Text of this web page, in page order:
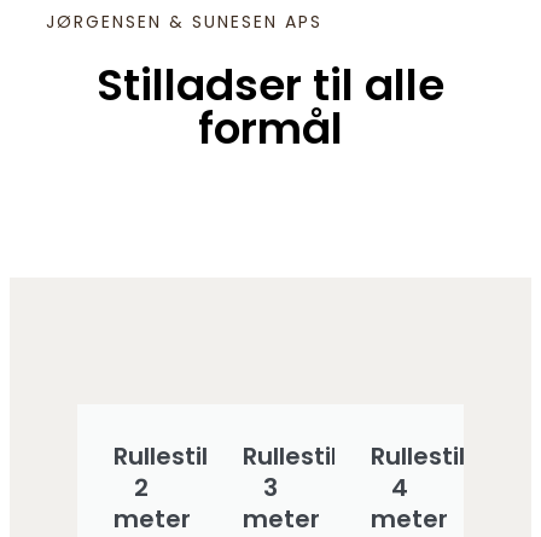
JØRGENSEN & SUNESEN APS
Stilladser til alle
formål
Rullestillads
2
meter
Rullestillads
3
meter
Rullestillads
4
meter